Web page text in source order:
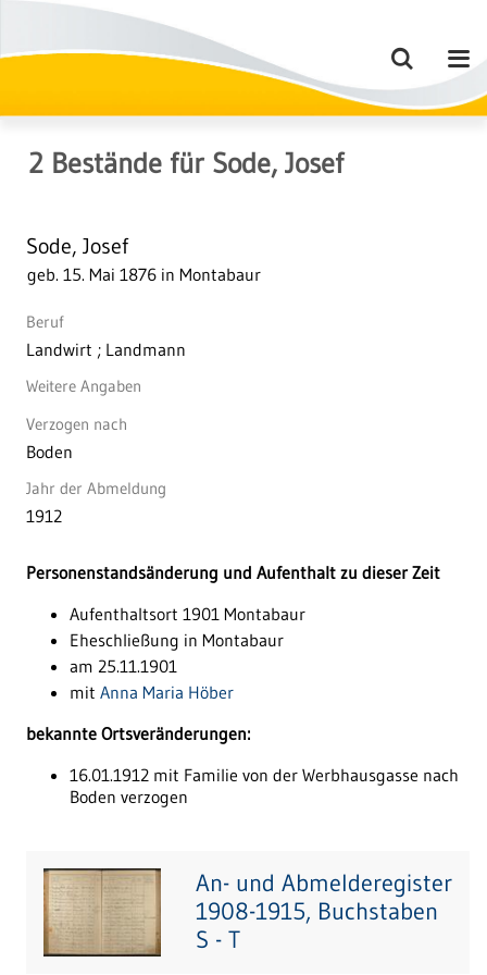
2 Bestände für Sode, Josef
Personenstandsänderung und Aufenthalt zu dieser Zeit
Aufenthaltsort 1901 Montabaur
Eheschließung in Montabaur
am 25.11.1901
mit Anna Maria Höber
bekannte Ortsveränderungen:
16.01.1912 mit Familie von der Werbhausgasse nach
Boden verzogen
Sode, Josef
geb. 15. Mai 1876 in Montabaur
Beruf
Landwirt ; Landmann
Weitere Angaben
Verzogen nach
Boden
Jahr der Abmeldung
1912
An- und Abmelderegister
1908-1915, Buchstaben
S - T